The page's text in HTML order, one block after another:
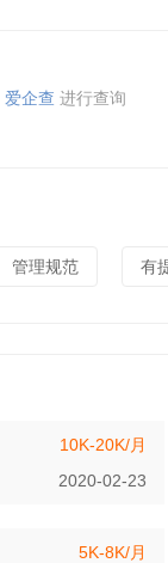
爱企查 进行查询
管理规范 有
10K-20K/月
2020-02-23
5K-8K/月